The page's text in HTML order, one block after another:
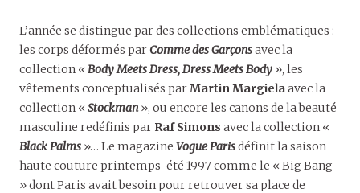
L’année se distingue par des collections emblématiques :
les corps déformés parComme des Garçonsavec la
collection « Body Meets Dress, Dress Meets Body », les
vêtements conceptualisés parMartin Margielaavec la
collection « Stockman», ou encore les canons de la beauté
masculine redéfinis par Raf Simons avec la collection «
Black Palms »… Le magazine Vogue Parisdéfinit la saison
haute couture printemps-été 1997 comme le « Big Bang
» dont Paris avait besoin pour retrouver sa place de